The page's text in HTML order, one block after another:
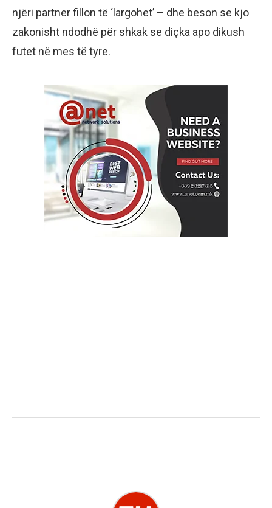
njëri partner fillon të ‘largohet’ – dhe beson se kjo
zakonisht ndodhë për shkak se diçka apo dikush
futet në mes të tyre.